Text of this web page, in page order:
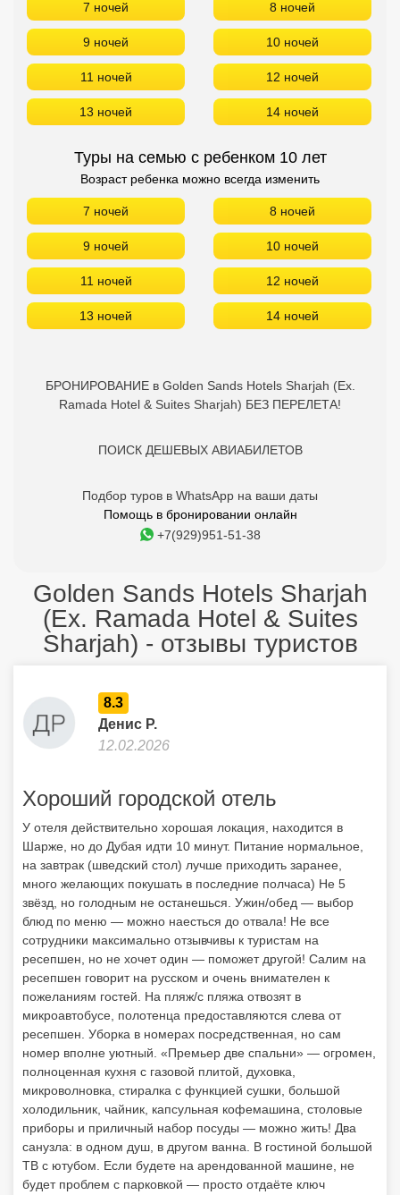
7 ночей 8 ночей
9 ночей 10 ночей
11 ночей 12 ночей
13 ночей 14 ночей
Туры на семью с ребенком 10 лет
Возраст ребенка можно всегда изменить
7 ночей 8 ночей
9 ночей 10 ночей
11 ночей 12 ночей
13 ночей 14 ночей
БРОНИРОВАНИЕ в Golden Sands Hotels Sharjah (Ex.
Ramada Hotel & Suites Sharjah) БЕЗ ПЕРЕЛЕТА!
ПОИСК ДЕШЕВЫХ АВИАБИЛЕТОВ
Подбор туров в WhatsApp на ваши даты
Помощь в бронировании онлайн
+7(929)951-51-38
Golden Sands Hotels Sharjah
(Ex. Ramada Hotel & Suites
Sharjah) - отзывы туристов
8.3
Денис Р.
12.02.2026
Хороший городской отель
У отеля действительно хорошая локация, находится в
Шарже, но до Дубая идти 10 минут. Питание нормальное,
на завтрак (шведский стол) лучше приходить заранее,
много желающих покушать в последние полчаса) Не 5
звёзд, но голодным не останешься. Ужин/обед — выбор
блюд по меню — можно наесться до отвала! Не все
сотрудники максимально отзывчивы к туристам на
ресепшен, но не хочет один — поможет другой! Салим на
ресепшен говорит на русском и очень внимателен к
пожеланиям гостей. На пляж/с пляжа отвозят в
микроавтобусе, полотенца предоставляются слева от
ресепшен. Уборка в номерах посредственная, но сам
номер вполне уютный. «Премьер две спальни» — огромен,
полноценная кухня с газовой плитой, духовка,
микроволновка, стиралка с функцией сушки, большой
холодильник, чайник, капсульная кофемашина, столовые
приборы и приличный набор посуды — можно жить! Два
санузла: в одном душ, в другом ванна. В гостиной большой
ТВ с ютубом. Если будете на арендованной машине, не
будет проблем с парковкой — просто отдаёте ключ